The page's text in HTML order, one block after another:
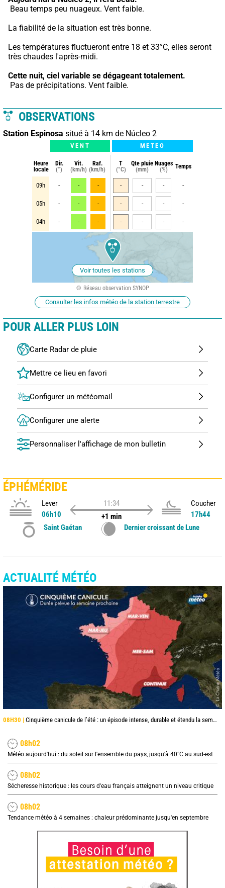
Beau temps peu nuageux. Vent faible.
La fiabilité de la situation est très bonne.
Les températures fluctueront entre 18 et 33°C, elles seront
très chaudes l'après-midi.
Cette nuit, ciel variable se dégageant totalement.
Pas de précipitations. Vent faible.
OBSERVATIONS
Station Espinosa situé à 14 km de Núcleo 2
VENT METEO
Heure
locale
Dir.
(°)
Vit.
(km/h)
Raf.
(km/h)
T
(°C)
Qte pluie
(mm)
Nuages
(%)
Temps
09h - - - - - - -
05h - - - - - - -
04h - - - - - - -
Voir toutes les stations
Réseau observation SYNOP
Consulter les infos météo de la station terrestre
POUR ALLER PLUS LOIN
Carte Radar de pluie
Configurer un météomail
Configurer une alerte
Personnaliser l'affichage de mon bulletin
ÉPHÉMÉRIDE
Lever
06h10
11:34
+1 min
Coucher
17h44
Saint Gaétan
Dernier croissant de Lune
ACTUALITÉ MÉTÉO
08H30 | Cinquième canicule de l’été : un épisode intense, durable et étendu la semaine prochaine
08h02
Météo aujourd'hui : du soleil sur l'ensemble du pays, jusqu'à 40°C au sud-est
08h02
Sécheresse historique : les cours d'eau français atteignent un niveau critique
08h02
Tendance météo à 4 semaines : chaleur prédominante jusqu'en septembre